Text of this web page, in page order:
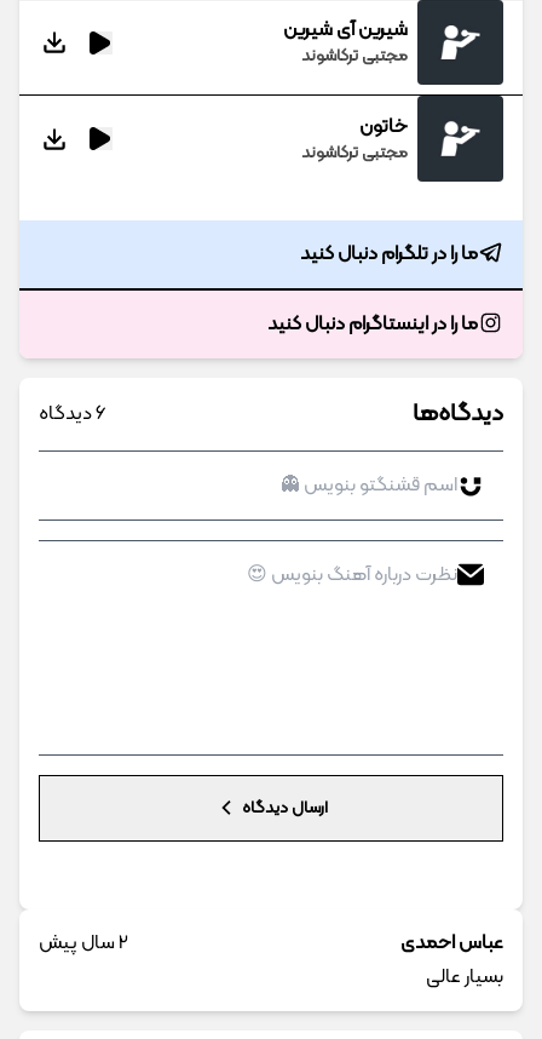
شیرین آی شیرین
مجتبی ترکاشوند
خاتون
مجتبی ترکاشوند
ما را در تلگرام دنبال کنید
ما را در اینستاگرام دنبال کنید
دیدگاه‌ها 6 دیدگاه
ارسال دیدگاه
عباس احمدی
2 سال پیش
بسیار عالی